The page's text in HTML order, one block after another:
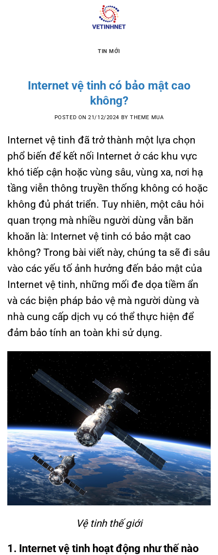
TIN MỚI
Internet vệ tinh có bảo mật cao
không?
POSTED ON21/12/2024 BYTHEME MUA
Internet vệ tinh đã trở thành một lựa chọn
phổ biến để kết nối Internet ở các khu vực
khó tiếp cận hoặc vùng sâu, vùng xa, nơi hạ
tầng viễn thông truyền thống không có hoặc
không đủ phát triển. Tuy nhiên, một câu hỏi
quan trọng mà nhiều người dùng vẫn băn
khoăn là: Internet vệ tinh có bảo mật cao
không? Trong bài viết này, chúng ta sẽ đi sâu
vào các yếu tố ảnh hưởng đến bảo mật của
Internet vệ tinh, những mối đe dọa tiềm ẩn
và các biện pháp bảo vệ mà người dùng và
nhà cung cấp dịch vụ có thể thực hiện để
đảm bảo tính an toàn khi sử dụng.
Vệ tinh thế giới
1. Internet vệ tinh hoạt động như thế nào